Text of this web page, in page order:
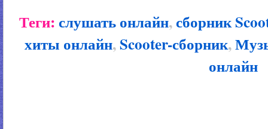
Теги:слушать онлайн,сборник
хиты онлайн,Scooter-сборник,
онлайн